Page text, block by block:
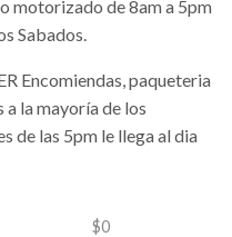
motorizado de 8am a 5pm
Sabados.
Encomiendas, paqueteria
a la mayoría de los
de las 5pm le llega al dia
$0